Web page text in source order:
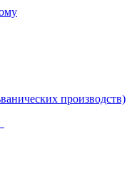
производств)